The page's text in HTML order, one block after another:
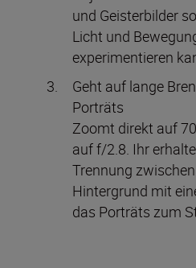
und Geisterbilder
Licht und
experimentieren
Geht auf lange
Porträts
Zoomt direkt auf
auf f/2.8. Ihr
Trennung
Hintergrund mit
das Porträts zum